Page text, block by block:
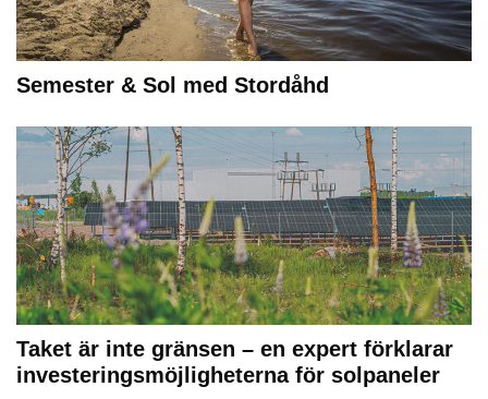
Semester & Sol med Stordåhd
Taket är inte gränsen – en expert förklarar
investeringsmöjligheterna för solpaneler